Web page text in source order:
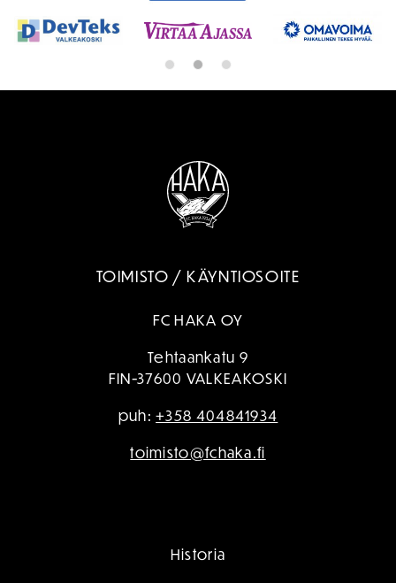
TOIMISTO / KÄYNTIOSOITE
FC HAKA OY
Tehtaankatu 9
FIN-37600 VALKEAKOSKI
puh:+358 404841934
toimisto@fchaka.fi
Historia